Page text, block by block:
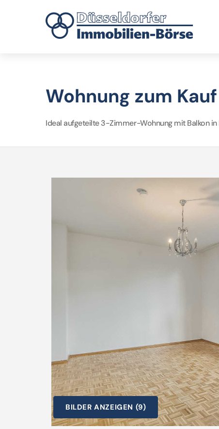
Wohnung zum
Ideal aufgeteilte 3-Zimmer-Wohnung mit Balkon
BILDER ANZEIGEN (9)